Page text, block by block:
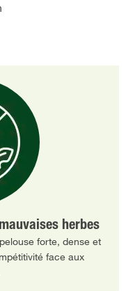
herbes
forte, dense et
face aux